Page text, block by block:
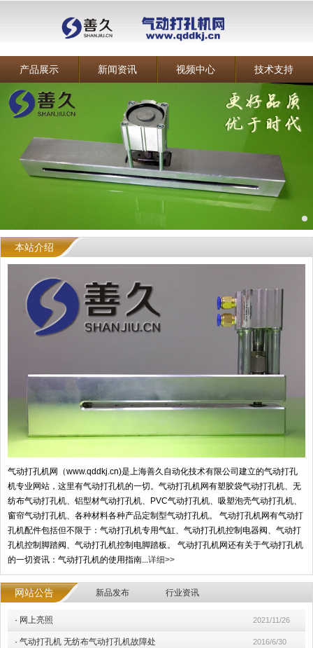
产品展示 新闻资讯 视频中心 技术支持
本站介绍
气动打孔机网（www.qddkj.cn)是上海善久自动化技术有限公司建立的气动打孔
机专业网站，这里有气动打孔机的一切。气动打孔机网有塑胶袋气动打孔机、无
纺布气动打孔机、铝型材气动打孔机、PVC气动打孔机、吸塑泡壳气动打孔机、
窗帘气动打孔机、各种材料各种产品定制型气动打孔机。 气动打孔机网有气动打
孔机配件包括但不限于：气动打孔机专用气缸、气动打孔机控制电器阀、气动打
孔机控制脚踏阀、气动打孔机控制电脚踏板。 气动打孔机网还有关于气动打孔机
的一切资讯：气动打孔机的使用指南...详细>>
网站公告 新品发布 行业资讯
· 网上亮照 2021/11/26
· 气动打孔机 无纺布气动打孔机故障处 2016/6/30